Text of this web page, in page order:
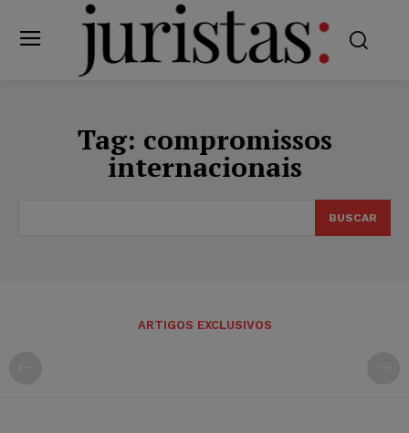
Tag: compromissos
internacionais
BUSCAR
ARTIGOS EXCLUSIVOS